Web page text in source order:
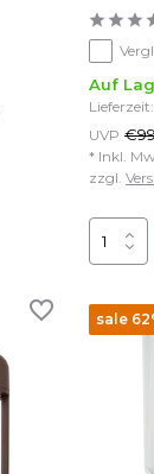
Auf
UVP
* Inkl.
zzgl.
sale